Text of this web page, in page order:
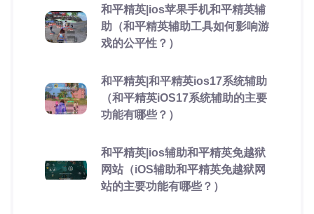
和平精英|ios苹果手机和平精英辅
助（和平精英辅助工具如何影响游
戏的公平性？）
和平精英|和平精英ios17系统辅助
（和平精英iOS17系统辅助的主要
功能有哪些？）
和平精英|ios辅助和平精英免越狱
网站（iOS辅助和平精英免越狱网
站的主要功能有哪些？）